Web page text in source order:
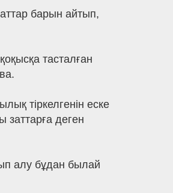
барын айтып,
тасталған
тіркелгенін еске
заттарға деген
алу бұдан былай